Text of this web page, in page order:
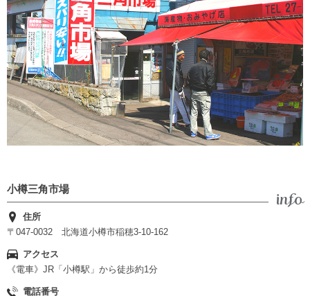
小樽三角市場
住所
〒047-0032 北海道小樽市稲穂3-10-162
アクセス
《電車》JR「小樽駅」から徒歩約1分
電話番号